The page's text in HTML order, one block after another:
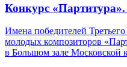
Конкурс
Имена победителей
молодых композиторов
в Большом зале Московской